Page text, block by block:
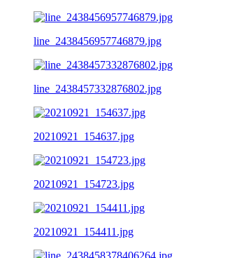
line_2438456957746879.jpg
line_2438457332876802.jpg
20210921_154637.jpg
20210921_154723.jpg
20210921_154411.jpg